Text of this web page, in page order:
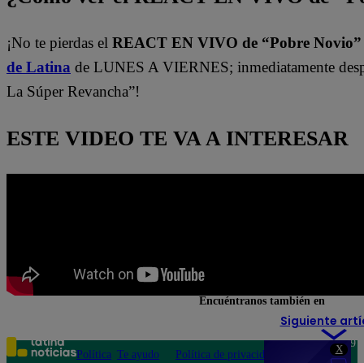
X
¡No te pierdas el REACT EN VIVO de “Pobre
de Latina de LUNES A VIERNES; inmediatamente
La Súper Revancha”!
ESTE VIDEO TE VA A INTERESAR
Siguiente
Encuéntranos también en
Política Te ayudo
Política de privacidad
Teléfono: 219